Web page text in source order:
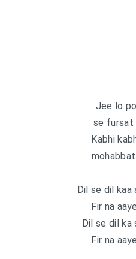
Jee lo
se fursat
Kabhi
Dil se dil kaa
Fir na
Dil se dil ka
Fir na